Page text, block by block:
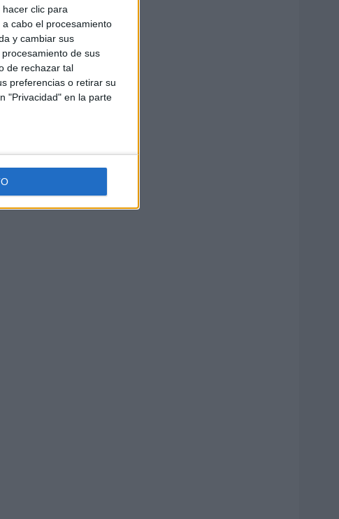
clic para
cabo el procesamiento
y cambiar sus
de sus
de rechazar tal
preferencias o retirar su
"Privacidad" en la parte